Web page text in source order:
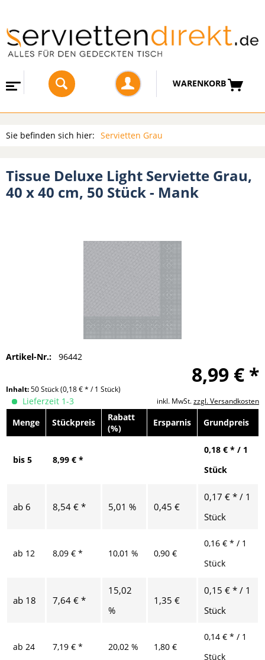
WARENKORB
Sie befinden sich hier: Servietten Grau
Tissue Deluxe Light Serviette Grau,
40 x 40 cm, 50 Stück - Mank
Artikel-Nr.: 96442
8,99 € *
Inhalt:50 Stück(0,18 € * / 1 Stück)
inkl. MwSt.zzgl. Versandkosten
Lieferzeit 1-3
Menge
Stückpreis
Rabatt
(%)
Ersparnis Grundpreis
bis 5 8,99 € *
0,18 € * / 1
Stück
ab 6 8,54 € * 5,01 % 0,45 €
0,17 € * / 1
Stück
ab 12 8,09 € * 10,01 % 0,90 €
0,16 € * / 1
Stück
ab 18 7,64 € *
15,02
%
1,35 €
0,15 € * / 1
Stück
ab 24 7,19 € * 20,02 % 1,80 €
0,14 € * / 1
Stück